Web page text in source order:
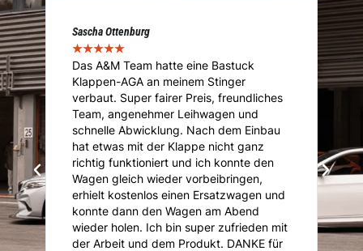
Sascha Ottenburg
★★★★★
Das A&M Team hatte eine Bastuck
Klappen-AGA an meinem Stinger
verbaut. Super fairer Preis, freundliches
Team, angenehmer Leihwagen und
schnelle Abwicklung. Nach dem Einbau
hat etwas mit der Klappe nicht ganz
richtig funktioniert und ich konnte den
Wagen gleich wieder vorbeibringen,
erhielt kostenlos einen Ersatzwagen und
konnte dann den Wagen am Abend
wieder holen. Ich bin super zufrieden mit
der Arbeit und dem Produkt. DANKE für
★